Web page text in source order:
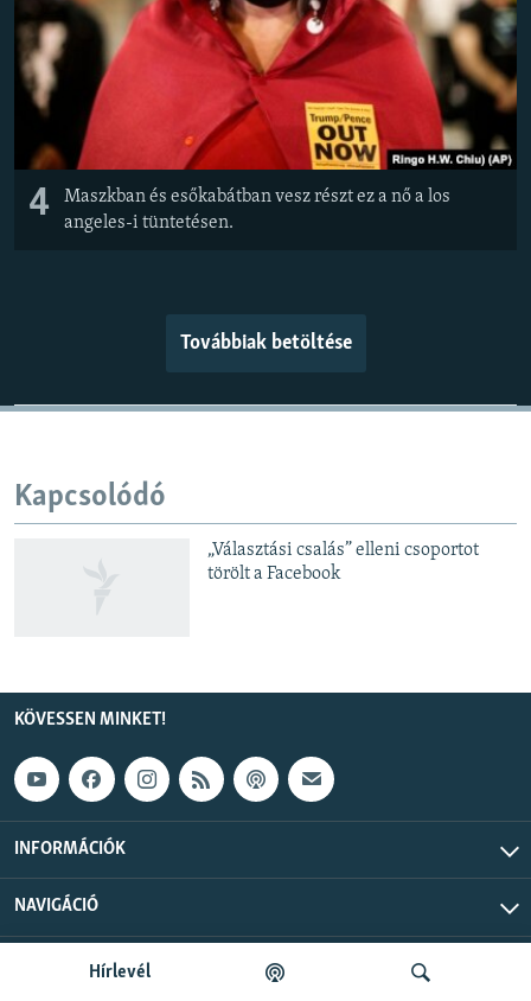
Hírlevél
4
Maszkban és esőkabátban vesz részt ez a nő a los
angeles-i tüntetésen.
Továbbiak betöltése
Kapcsolódó
„Választási csalás” elleni csoportot
törölt a Facebook
KÖVESSEN MINKET!
INFORMÁCIÓK
NAVIGÁCIÓ
Szabad Európa © 2026 RFE/RL, Inc. Minden jog fenntartva.